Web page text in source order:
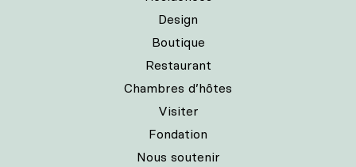
Design
Boutique
Restaurant
Chambres d’hôtes
Visiter
Fondation
Nous soutenir